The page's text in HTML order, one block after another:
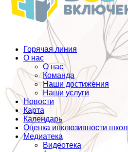
Горячая линия
О нас
О нас
Команда
Наши достижения
Наши услуги
Новости
Карта
Календарь
Оценка инклюзивности школ
Медиатека
Видеотека